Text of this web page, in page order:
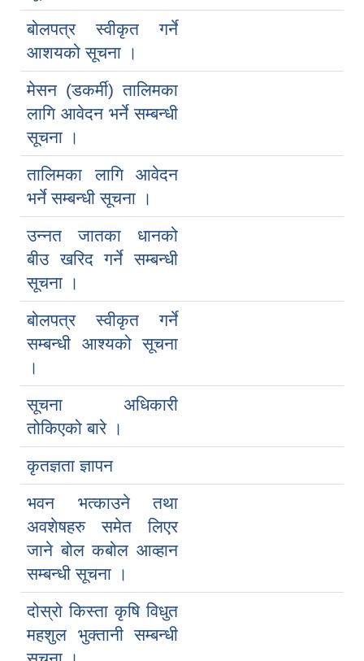
बोलपत्र स्वीकृत गर्ने
आशयको सूचना ।
मेसन (डकर्मी) तालिमका
लागि आवेदन भर्ने सम्बन्धी
सूचना ।
तालिमका लागि आवेदन
भर्ने सम्बन्धी सूचना ।
उन्नत जातका धानको
बीउ खरिद गर्ने सम्बन्धी
सूचना ।
बोलपत्र स्वीकृत गर्ने
सम्बन्धी आश्यको सूचना
।
सूचना अधिकारी
तोकिएको बारे ।
कृतज्ञता ज्ञापन
भवन भत्काउने तथा
अवशेषहरु समेत लिएर
जाने बोल कबोल आव्हान
सम्बन्धी सूचना ।
दोस्रो किस्ता कृषि विधुत
महशुल भुक्तानी सम्बन्धी